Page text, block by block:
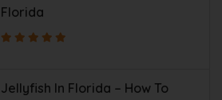
Florida
Jellyfish In Florida – How To